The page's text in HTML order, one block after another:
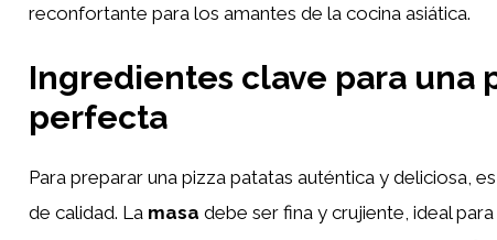
reconfortante para los amantes de la cocina asiática.
Ingredientes clave para una
perfecta
Para preparar una pizza patatas auténtica y deliciosa,
de calidad. La masa debe ser fina y crujiente, ideal